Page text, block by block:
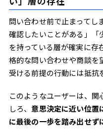
問い合わせ前で止まってし
確認したいことがある」「
を持っている層が確実に存
格的な問い合わせや商談を
受ける前提の行動には抵抗
このようなユーザーは、
しろ、 意思決定に近い位置
に最後の一歩を踏み出せず